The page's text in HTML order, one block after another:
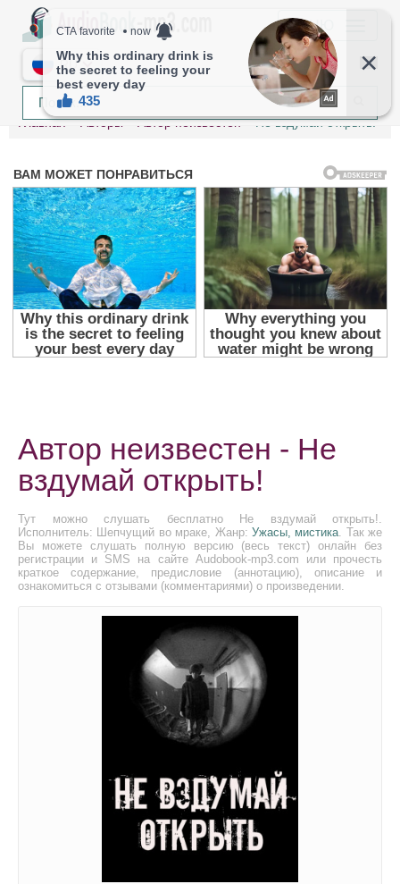
МЕНЮ
RU
Главная Авторы Автор неизвестен Не вздумай открыть!
Автор неизвестен - Не
вздумай открыть!
Тут можно слушать бесплатно Не вздумай открыть!.
Исполнитель: Шепчущий во мраке, Жанр: Ужасы, мистика. Так же
Вы можете слушать полную версию (весь текст) онлайн без
регистрации и SMS на сайте Audobook-mp3.com или прочесть
краткое содержание, предисловие (аннотацию), описание и
ознакомиться с отзывами (комментариями) о произведении.